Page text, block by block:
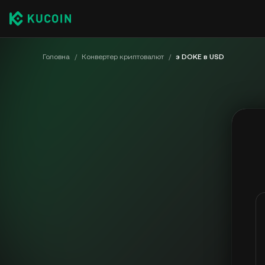
Головна / Конвертер криптовалют / з DOKE в USD